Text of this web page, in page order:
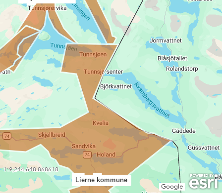
Lierne kommune
Google
1:9,244,648.868618